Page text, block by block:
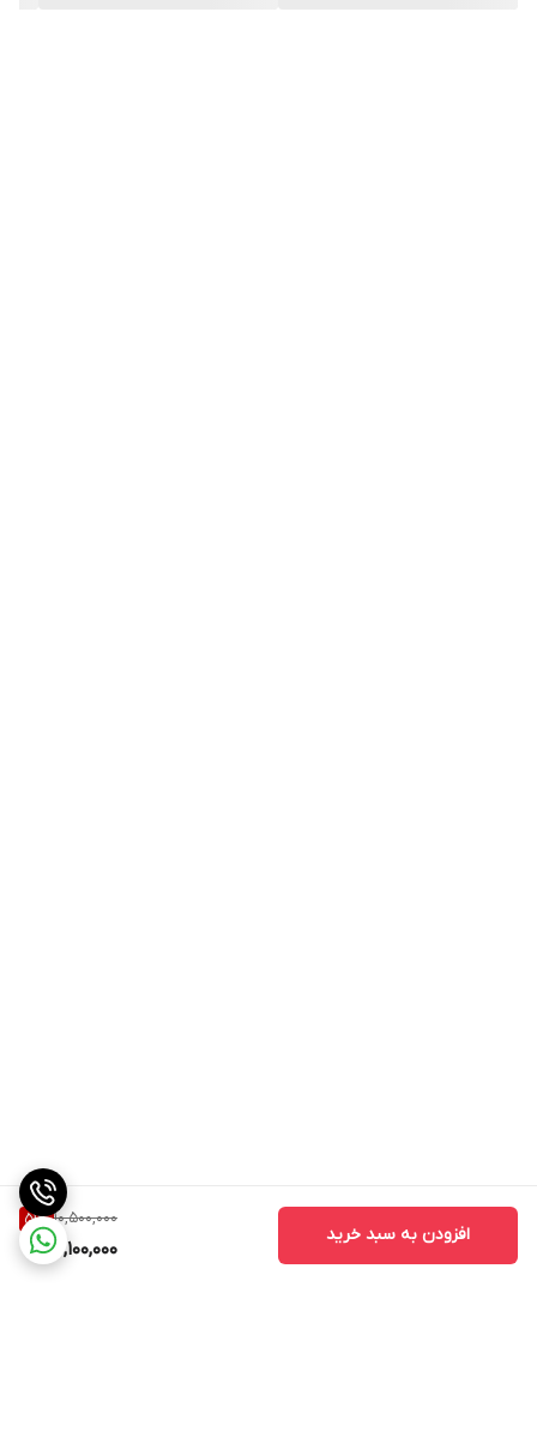
10,500,000
51%
5,100,000
افزودن به سبد خرید